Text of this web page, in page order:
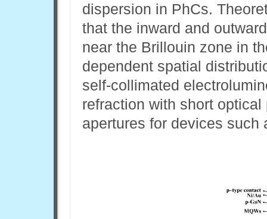
dispersion in PhCs.
that the inward and
near the Brillouin zone in
dependent spatial
self-collimated
refraction with short
apertures for devices such